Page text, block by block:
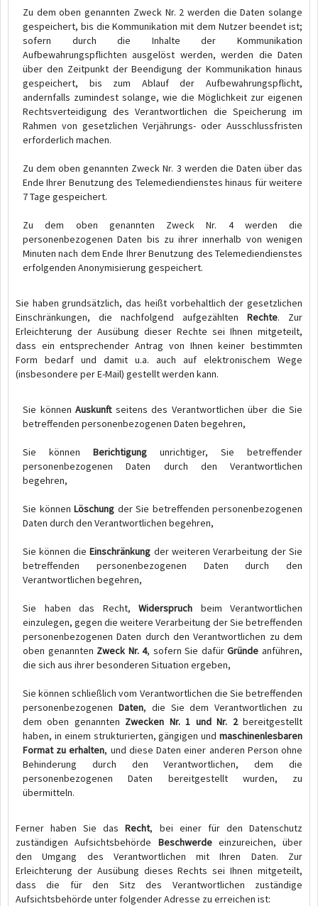
Zu dem oben genannten Zweck Nr. 2 werden die Daten solange
gespeichert, bis die Kommunikation mit dem Nutzer beendet ist;
sofern durch die Inhalte der Kommunikation
Aufbewahrungspflichten ausgelöst werden, werden die Daten
über den Zeitpunkt der Beendigung der Kommunikation hinaus
gespeichert, bis zum Ablauf der Aufbewahrungspflicht,
andernfalls zumindest solange, wie die Möglichkeit zur eigenen
Rechtsverteidigung des Verantwortlichen die Speicherung im
Rahmen von gesetzlichen Verjährungs- oder Ausschlussfristen
erforderlich machen.
Zu dem oben genannten Zweck Nr. 3 werden die Daten über das
Ende Ihrer Benutzung des Telemediendienstes hinaus für weitere
7 Tage gespeichert.
Zu dem oben genannten Zweck Nr. 4 werden die
personenbezogenen Daten bis zu ihrer innerhalb von wenigen
Minuten nach dem Ende Ihrer Benutzung des Telemediendienstes
erfolgenden Anonymisierung gespeichert.
Sie haben grundsätzlich, das heißt vorbehaltlich der gesetzlichen
Einschränkungen, die nachfolgend aufgezählten Rechte. Zur
Erleichterung der Ausübung dieser Rechte sei Ihnen mitgeteilt,
dass ein entsprechender Antrag von Ihnen keiner bestimmten
Form bedarf und damit u.a. auch auf elektronischem Wege
(insbesondere per E-Mail) gestellt werden kann.
Sie können Auskunftseitens des Verantwortlichen über die Sie
betreffenden personenbezogenen Daten begehren,
Sie können Berichtigung unrichtiger, Sie betreffender
personenbezogenen Daten durch den Verantwortlichen
begehren,
Sie können Löschung der Sie betreffenden personenbezogenen
Daten durch den Verantwortlichen begehren,
Sie können dieEinschränkung der weiteren Verarbeitung der Sie
betreffenden personenbezogenen Daten durch den
Verantwortlichen begehren,
Sie haben das Recht, Widerspruch beim Verantwortlichen
einzulegen, gegen die weitere Verarbeitung der Sie betreffenden
personenbezogenen Daten durch den Verantwortlichen zu dem
oben genannten Zweck Nr. 4, sofern Sie dafürGründe anführen,
die sich aus ihrer besonderen Situation ergeben,
Sie können schließlich vom Verantwortlichen die Sie betreffenden
personenbezogenen Daten, die Sie dem Verantwortlichen zu
dem oben genannten Zwecken Nr. 1 und Nr. 2bereitgestellt
haben, in einem strukturierten, gängigen und maschinenlesbaren
Format zu erhalten, und diese Daten einer anderen Person ohne
Behinderung durch den Verantwortlichen, dem die
personenbezogenen Daten bereitgestellt wurden, zu
übermitteln.
Ferner haben Sie dasRecht, bei einer für den Datenschutz
zuständigen Aufsichtsbehörde Beschwerdeeinzureichen, über
den Umgang des Verantwortlichen mit Ihren Daten. Zur
Erleichterung der Ausübung dieses Rechts sei Ihnen mitgeteilt,
dass die für den Sitz des Verantwortlichen zuständige
Aufsichtsbehörde unter folgender Adresse zu erreichen ist: